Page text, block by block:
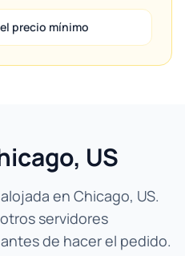
precio mínimo
US
en Chicago, US.
servidores
de hacer el pedido.